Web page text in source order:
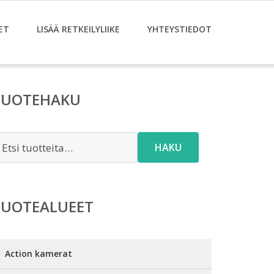
LISÄÄ RETKEILYLIIKE YHTEYSTIEDOT
HAKU
Action kamerat